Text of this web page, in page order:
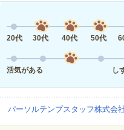
20代
30代 40代 50代
活気がある
し
パーソルテンプスタッフ株式会